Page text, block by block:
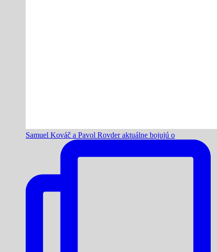
Samuel Kováč a Pavol Rovder aktuálne bojujú o